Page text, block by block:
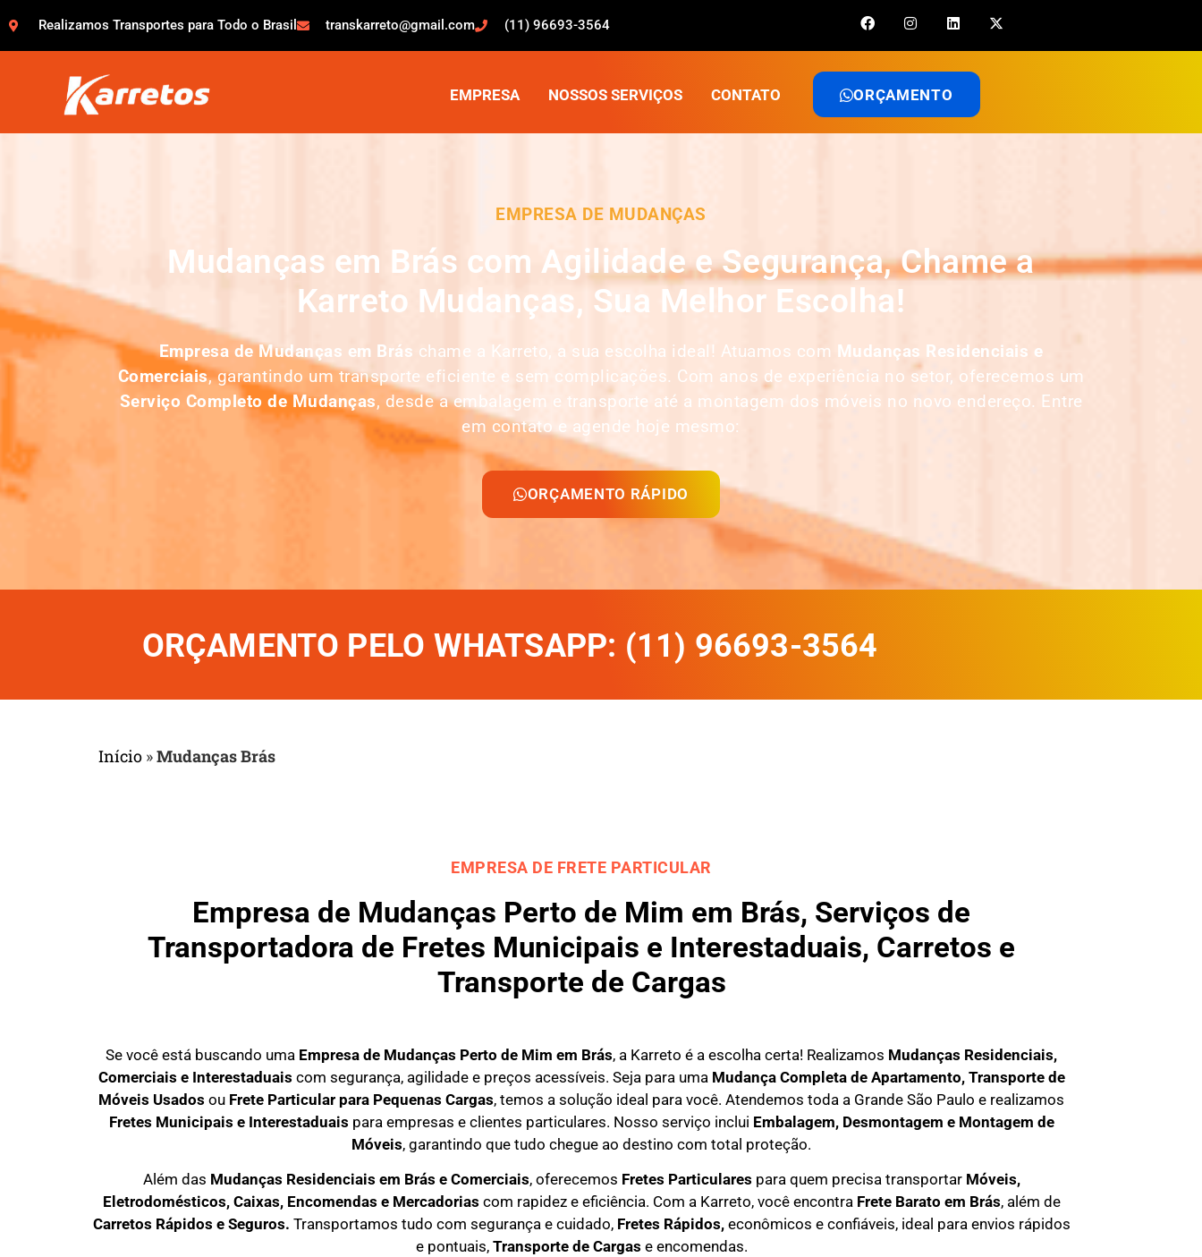
Realizamos Transportes para Todo o Brasil transkarreto@gmail.com (11) 96693-3564
EMPRESA NOSSOS SERVIÇOS CONTATO ORÇAMENTO
EMPRESA DE MUDANÇAS
Mudanças em Brás com Agilidade e Segurança, Chame a
Karreto Mudanças, Sua Melhor Escolha!
Empresa de Mudanças em Brás chame a Karreto, a sua escolha ideal! Atuamos com Mudanças Residenciais e
Comerciais, garantindo um transporte eficiente e sem complicações. Com anos de experiência no setor, oferecemos um
Serviço Completo de Mudanças, desde a embalagem e transporte até a montagem dos móveis no novo endereço. Entre
em contato e agende hoje mesmo:
ORÇAMENTO RÁPIDO
ORÇAMENTO PELO WHATSAPP: (11) 96693-3564
Início »Mudanças Brás
EMPRESA DE FRETE PARTICULAR
Empresa de Mudanças Perto de Mim em Brás, Serviços de
Transportadora de Fretes Municipais e Interestaduais, Carretos e
Transporte de Cargas
Se você está buscando uma Empresa de Mudanças Perto de Mim em Brás, a Karreto é a escolha certa! Realizamos Mudanças Residenciais,
Comerciais e Interestaduais com segurança, agilidade e preços acessíveis. Seja para uma Mudança Completa de Apartamento, Transporte de
Móveis Usados ou Frete Particular para Pequenas Cargas, temos a solução ideal para você. Atendemos toda a Grande São Paulo e realizamos
Fretes Municipais e Interestaduais para empresas e clientes particulares. Nosso serviço inclui Embalagem, Desmontagem e Montagem de
Móveis, garantindo que tudo chegue ao destino com total proteção.
Além das Mudanças Residenciais em Brás e Comerciais, oferecemos Fretes Particulares para quem precisa transportar Móveis,
Eletrodomésticos, Caixas, Encomendas e Mercadorias com rapidez e eficiência. Com a Karreto, você encontra Frete Barato em Brás, além de
Carretos Rápidos e Seguros. Transportamos tudo com segurança e cuidado, Fretes Rápidos,econômicos e confiáveis, ideal para envios rápidos
e pontuais, Transporte de Cargas e encomendas.